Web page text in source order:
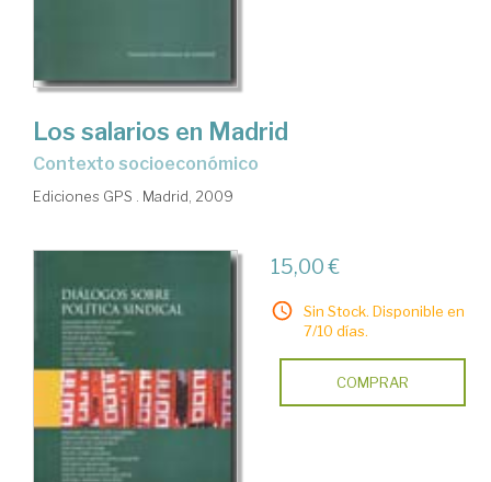
Los salarios en Madrid
contexto socioeconómico
Ediciones GPS . Madrid, 2009
15,00 €
Sin Stock. Disponible en
7/10 días.
COMPRAR